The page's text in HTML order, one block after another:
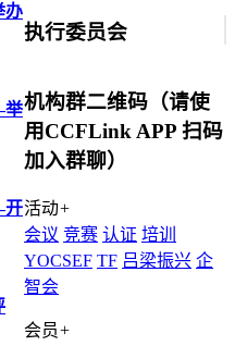
办
举
开
执行委员会
机构群二维码（请使
用CCFLink APP 扫码
加入群聊）
活动+
会议 竞赛 认证 培训
YOCSEF TF 吕梁振兴 企
智会
会员+